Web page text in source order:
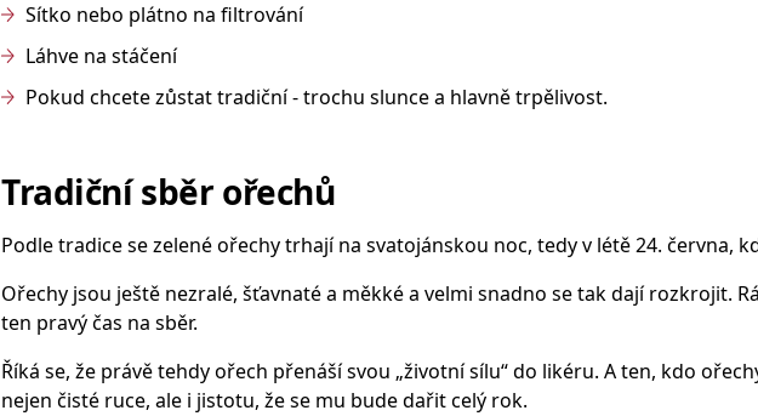
Sítko nebo plátno na filtrování
Láhve na stáčení
Pokud chcete zůstat tradiční - trochu slunce a hlavně trpělivost.
Tradiční sběr ořechů
Podle tradice se zelené ořechy trhají na svatojánskou noc, tedy v létě 24. června,
Ořechy jsou ještě nezralé, šťavnaté a měkké a velmi snadno se tak dají rozkrojit.
ten pravý čas na sběr.
Říká se, že právě tehdy ořech přenáší svou „životní sílu“ do likéru. A ten, kdo
nejen čisté ruce, ale i jistotu, že se mu bude dařit celý rok.